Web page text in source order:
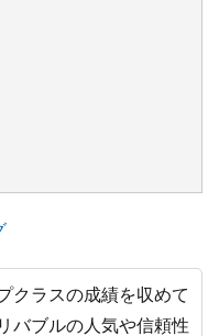
クラスの成績を収めて
バブルの人気や信頼性